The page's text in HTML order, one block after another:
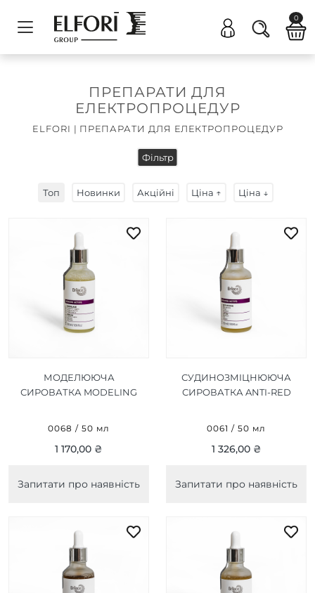
0
ПРЕПАРАТИ ДЛЯ
ЕЛЕКТРОПРОЦЕДУР
ELFORI | ПРЕПАРАТИ ДЛЯ ЕЛЕКТРОПРОЦЕДУР
Фільтр
Топ Новинки Акційні Ціна ↑ Ціна ↓
МОДЕЛЮЮЧА
СИРОВАТКА MODELING
0068 / 50 мл
1 170,00 ₴
Запитати про наявність
СУДИНОЗМІЦНЮЮЧА
СИРОВАТКА ANTI-RED
0061 / 50 мл
1 326,00 ₴
Запитати про наявність